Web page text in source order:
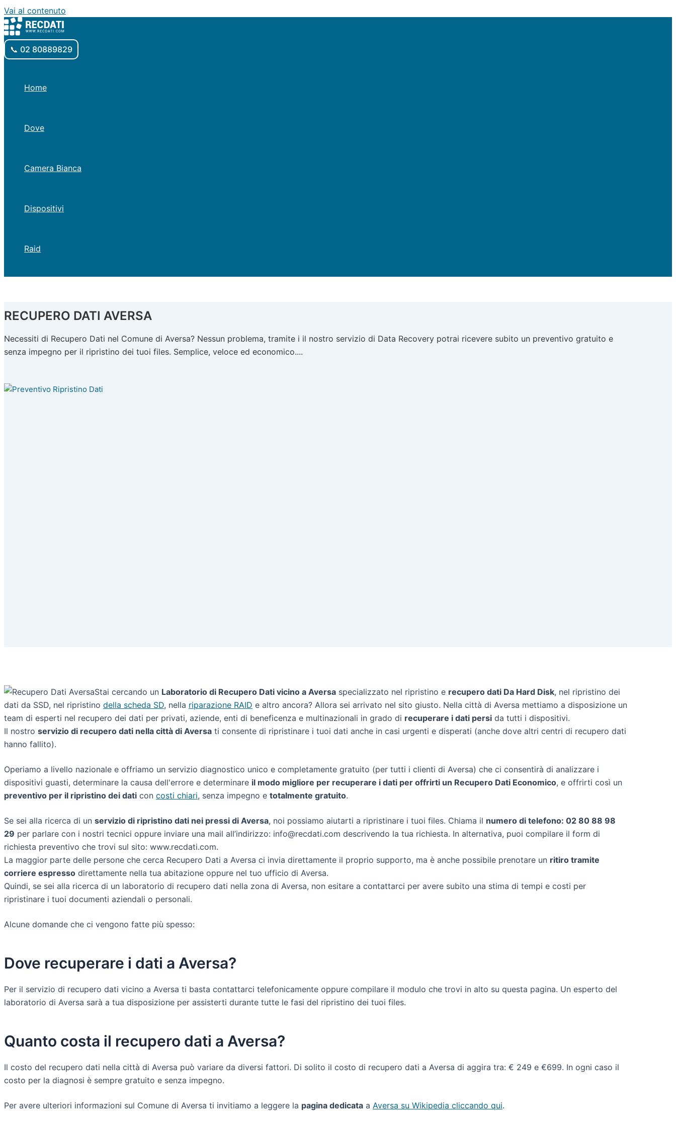
Vai al contenuto
📞 02 80889829
Home
Dove
Camera Bianca
Dispositivi
Raid
RECUPERO DATI AVERSA
Necessiti di Recupero Dati nel Comune di Aversa? Nessun problema, tramite i il nostro servizio di Data Recovery potrai ricevere subito un preventivo gratuito e
senza impegno per il ripristino dei tuoi files. Semplice, veloce ed economico....
Stai cercando un Laboratorio di Recupero Dati vicino a Aversa specializzato nel ripristino e recupero dati Da Hard Disk, nel ripristino dei
dati da SSD, nel ripristino della scheda SD, nella riparazione RAID e altro ancora? Allora sei arrivato nel sito giusto. Nella città di Aversa mettiamo a disposizione un
team di esperti nel recupero dei dati per privati, aziende, enti di beneficenza e multinazionali in grado di recuperare i dati persi da tutti i dispositivi.
Il nostro servizio di recupero dati nella città di Aversa ti consente di ripristinare i tuoi dati anche in casi urgenti e disperati (anche dove altri centri di recupero dati
hanno fallito).
Operiamo a livello nazionale e offriamo un servizio diagnostico unico e completamente gratuito (per tutti i clienti di Aversa) che ci consentirà di analizzare i
dispositivi guasti, determinare la causa dell'errore e determinare il modo migliore per recuperare i dati per offrirti un Recupero Dati Economico, e offrirti così un
preventivo per il ripristino dei dati con costi chiari, senza impegno e totalmente gratuito.
Se sei alla ricerca di un servizio di ripristino dati nei pressi di Aversa, noi possiamo aiutarti a ripristinare i tuoi files. Chiama il numero di telefono: 02 80 88 98
29 per parlare con i nostri tecnici oppure inviare una mail all’indirizzo: info@recdati.com descrivendo la tua richiesta. In alternativa, puoi compilare il form di
richiesta preventivo che trovi sul sito: www.recdati.com.
La maggior parte delle persone che cerca Recupero Dati a Aversa ci invia direttamente il proprio supporto, ma è anche possibile prenotare un ritiro tramite
corriere espresso direttamente nella tua abitazione oppure nel tuo ufficio di Aversa.
Quindi, se sei alla ricerca di un laboratorio di recupero dati nella zona di Aversa, non esitare a contattarci per avere subito una stima di tempi e costi per
ripristinare i tuoi documenti aziendali o personali.
Alcune domande che ci vengono fatte più spesso:
Dove recuperare i dati a Aversa?
Per il servizio di recupero dati vicino a Aversa ti basta contattarci telefonicamente oppure compilare il modulo che trovi in alto su questa pagina. Un esperto del
laboratorio di Aversa sarà a tua disposizione per assisterti durante tutte le fasi del ripristino dei tuoi files.
Quanto costa il recupero dati a Aversa?
Il costo del recupero dati nella città di Aversa può variare da diversi fattori. Di solito il costo di recupero dati a Aversa di aggira tra: € 249 e €699. In ogni caso il
costo per la diagnosi è sempre gratuito e senza impegno.
Per avere ulteriori informazioni sul Comune di Aversa ti invitiamo a leggere la pagina dedicata a Aversa su Wikipedia cliccando qui.